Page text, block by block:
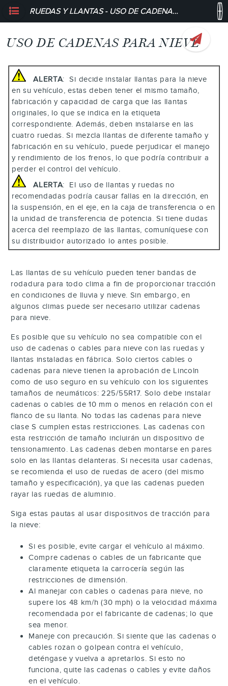
RUEDAS Y LLANTAS - USO DE CADENAS PARA NIEVE
USO DE CADENAS PARA NIEVE
ALERTA: Si decide instalar llantas para la nieve
en su vehículo, estas deben tener el mismo tamaño,
fabricación y capacidad de carga que las llantas
originales, lo que se indica en la etiqueta
correspondiente. Además, deben instalarse en las
cuatro ruedas. Si mezcla llantas de diferente tamaño y
fabricación en su vehículo, puede perjudicar el manejo
y rendimiento de los frenos, lo que podría contribuir a
perder el control del vehículo.
ALERTA: El uso de llantas y ruedas no
recomendadas podría causar fallas en la dirección, en
la suspensión, en el eje, en la caja de transferencia o en
la unidad de transferencia de potencia. Si tiene dudas
acerca del reemplazo de las llantas, comuníquese con
su distribuidor autorizado lo antes posible.
Las llantas de su vehículo pueden tener bandas de
rodadura para todo clima a fin de proporcionar tracción
en condiciones de lluvia y nieve. Sin embargo, en
algunos climas puede ser necesario utilizar cadenas
para nieve.
Es posible que su vehículo no sea compatible con el
uso de cadenas o cables para nieve con las ruedas y
llantas instaladas en fábrica. Solo ciertos cables o
cadenas para nieve tienen la aprobación de Lincoln
como de uso seguro en su vehículo con los siguientes
tamaños de neumáticos: 225/55R17. Solo debe instalar
cadenas o cables de 10 mm o menos en relación con el
flanco de su llanta. No todas las cadenas para nieve
clase S cumplen estas restricciones. Las cadenas con
esta restricción de tamaño incluirán un dispositivo de
tensionamiento. Las cadenas deben montarse en pares
solo en las llantas delanteras. Si necesita usar cadenas,
se recomienda el uso de ruedas de acero (del mismo
tamaño y especificación), ya que las cadenas pueden
rayar las ruedas de aluminio.
Siga estas pautas al usar dispositivos de tracción para
la nieve:
Si es posible, evite cargar el vehículo al máximo.
Compre cadenas o cables de un fabricante que
claramente etiqueta la carrocería según las
restricciones de dimensión.
Al manejar con cables o cadenas para nieve, no
supere los 48 km/h (30 mph) o la velocidad máxima
recomendada por el fabricante de cadenas; lo que
sea menor.
Maneje con precaución. Si siente que las cadenas o
cables rozan o golpean contra el vehículo,
deténgase y vuelva a apretarlos. Si esto no
funciona, quite las cadenas o cables y evite daños
en el vehículo.